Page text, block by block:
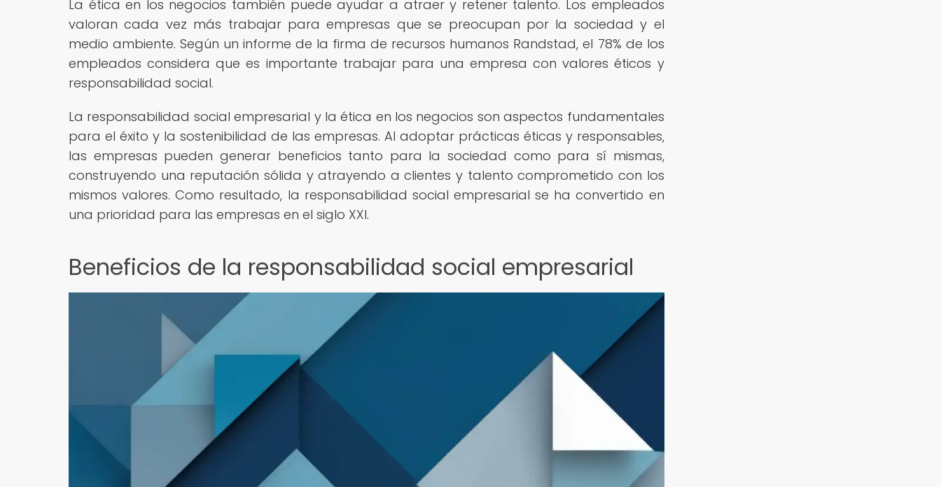
La ética en los negocios también puede ayudar a atraer y retener talento. Los empleados
valoran cada vez más trabajar para empresas que se preocupan por la sociedad y el
medio ambiente. Según un informe de la firma de recursos humanos Randstad, el 78% de los
empleados considera que es importante trabajar para una empresa con valores éticos y
responsabilidad social.
La responsabilidad social empresarial y la ética en los negocios son aspectos fundamentales
para el éxito y la sostenibilidad de las empresas. Al adoptar prácticas éticas y responsables,
las empresas pueden generar beneficios tanto para la sociedad como para sí mismas,
construyendo una reputación sólida y atrayendo a clientes y talento comprometido con los
mismos valores. Como resultado, la responsabilidad social empresarial se ha convertido en
una prioridad para las empresas en el siglo XXI.
Beneficios de la responsabilidad social empresarial